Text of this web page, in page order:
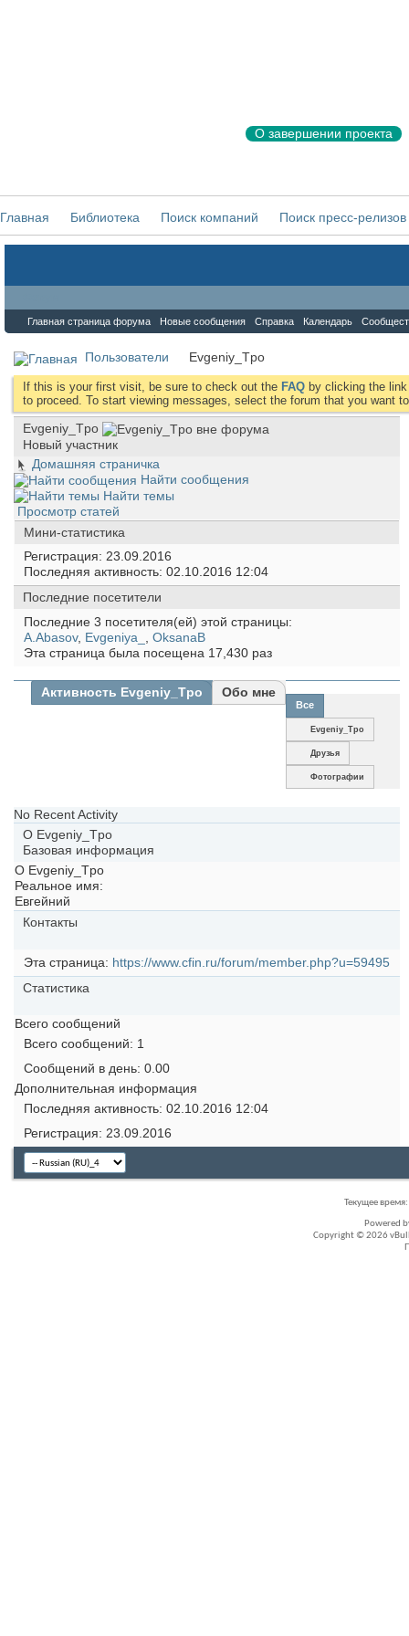
О завершении проекта
Главная Библиотека Поиск компаний Поиск пресс-релизов
Главная страница форума Новые сообщения Справка Календарь
Пользователи Evgeniy_Tpo
If this is your first visit, be sure to check out the FAQ by clicking the
to proceed. To start viewing messages, select the forum that you want
Evgeniy_Tpo
Новый участник
Домашняя страничка
Найти сообщения
Найти темы
Просмотр статей
Мини-статистика
Регистрация 23.09.2016
Последняя активность 02.10.2016 12:04
Последние посетители
Последние 3 посетителя(ей) этой страницы:
A.Abasov, Evgeniya_ , OksanaB
Эта страница была посещена 17,430 раз
Активность Evgeniy_Tpo Обо мне
Все
Evgeniy_Tpo
Друзья
Фотографии
No Recent Activity
О Evgeniy_Tpo
Базовая информация
О Evgeniy_Tpo
Реальное имя:
Евгейний
Контакты
Эта страница https://www.cfin.ru/forum/member.php?u=59495
Статистика
Всего сообщений
Всего сообщений
1
Сообщений в день 0.00
Дополнительная информация
Последняя активность 02.10.2016 12:04
Регистрация 23.09.2016
Текущее время:
Powered
Copyright © 2026